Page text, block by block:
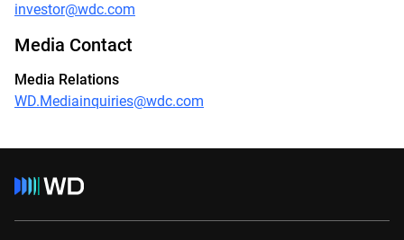
investor@wdc.com
Media Contact
Media Relations
WD.Mediainquiries@wdc.com